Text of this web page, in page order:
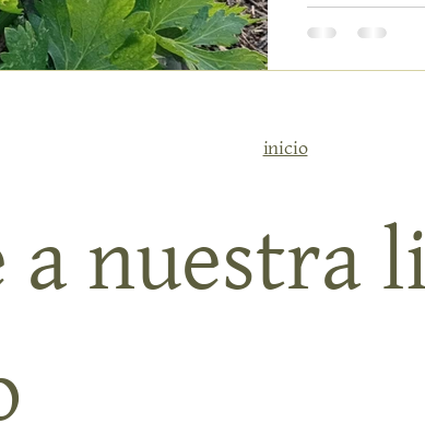
escasez. Es
mejor prueba.
inicio
a nuestra